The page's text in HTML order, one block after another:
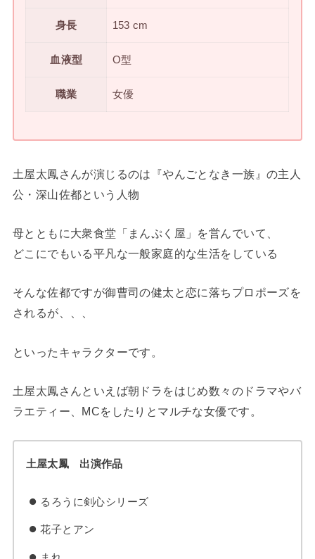
身長 153 cm
血液型 O型
職業 女優
土屋太鳳さんが演じるのは『やんごとなき一族』の主人
公・深山佐都という人物
母とともに大衆食堂「まんぷく屋」を営んでいて、
どこにでもいる平凡な一般家庭的な生活をしている
そんな佐都ですが御曹司の健太と恋に落ちプロポーズを
されるが、、、
といったキャラクターです。
土屋太鳳さんといえば朝ドラをはじめ数々のドラマやバ
ラエティー、MCをしたりとマルチな女優です。
土屋太鳳 出演作品
るろうに剣心シリーズ
花子とアン